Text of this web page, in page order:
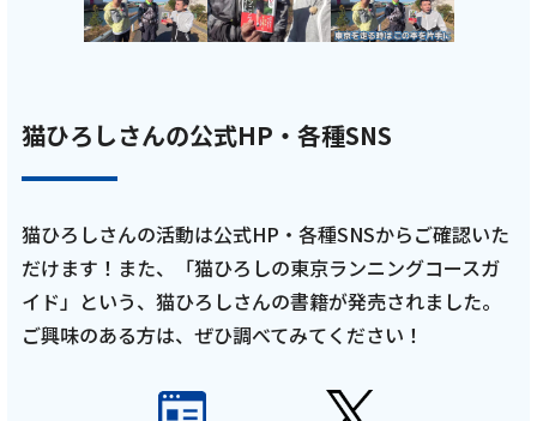
猫ひろしさんの公式HP・各種SNS
猫ひろしさんの活動は公式HP・各種SNSからご確認いた
だけます！また、「猫ひろしの東京ランニングコースガ
イド」という、猫ひろしさんの書籍が発売されました。
ご興味のある方は、ぜひ調べてみてください！